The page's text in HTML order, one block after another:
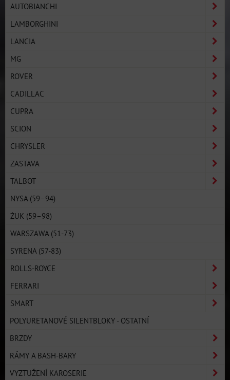
AUTOBIANCHI
LAMBORGHINI
LANCIA
MG
ROVER
CADILLAC
CUPRA
SCION
CHRYSLER
ZASTAVA
TALBOT
NYSA (59–94)
ŻUK (59–98)
WARSZAWA (51-73)
SYRENA (57-83)
ROLLS-ROYCE
FERRARI
SMART
POLYURETANOVÉ SILENTBLOKY - OSTATNÍ
BRZDY
RÁMY A BASH-BARY
VYZTUŽENÍ KAROSERIE